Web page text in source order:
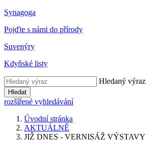
Synagoga
Pojďte s námi do přírody
Suvenýry
Kdyňské listy
Hledaný výraz
Hledat
rozšířené vyhledávání
Úvodní stránka
AKTUÁLNĚ
JIŽ DNES - VERNISÁŽ VÝSTAVY